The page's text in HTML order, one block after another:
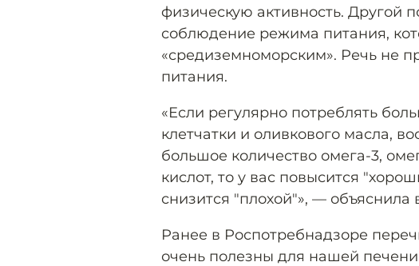
физическую активность.
соблюдение режима питания,
«средиземноморским». Речь не
питания.
«Если регулярно потреблять
клетчатки и оливкового масла,
большое количество омега-3,
кислот, то у вас повысится
снизится "плохой"», — объяснила
Ранее в Роспотребнадзоре
очень полезны для нашей